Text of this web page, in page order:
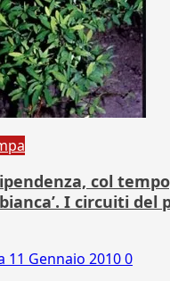
col
I circuiti del
11 Gennaio 20100